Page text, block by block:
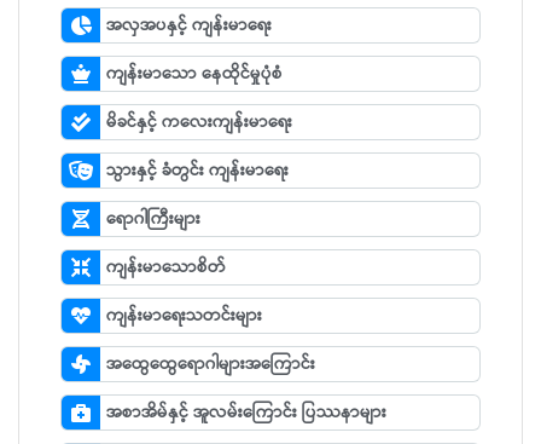
အလှအပနှင့် ကျန်းမာရေး
ကျန်းမာသော နေထိုင်မှုပုံစံ
မိခင်နှင့် ကလေးကျန်းမာရေး
သွားနှင့် ခံတွင်း ကျန်းမာရေး
ရောဂါကြီးများ
ကျန်းမာသောစိတ်
ကျန်းမာရေးသတင်းများ
အထွေထွေရောဂါများအကြောင်း
အစာအိမ်နှင့် အူလမ်းကြောင်း ပြဿနာများ